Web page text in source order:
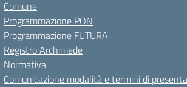
Comune
Programmazione PON
Programmazione FUTURA
Registro Archimede
Normativa
Comunicazione modalità e termini di